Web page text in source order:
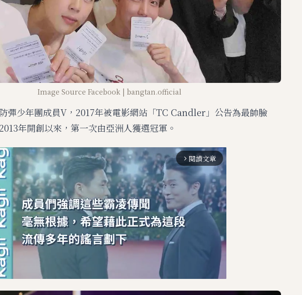
Image Source Facebook | bangtan.official
彈少年團成員V，2017年被電影網站「TC Candler」公告為最帥臉
年開創以來，第一次由亞洲人獲選冠軍。
arrow_forward_ios 閱讀文章